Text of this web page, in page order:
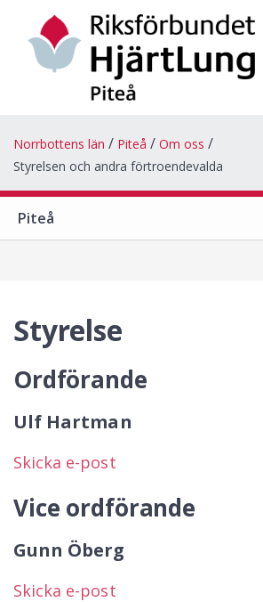
Norrbottens län Piteå
Om oss
Styrelsen och andra förtroendevalda
Piteå
Styrelse
Ordförande
Ulf Hartman
Skicka e-post
Vice ordförande
Gunn Öberg
Skicka e-post